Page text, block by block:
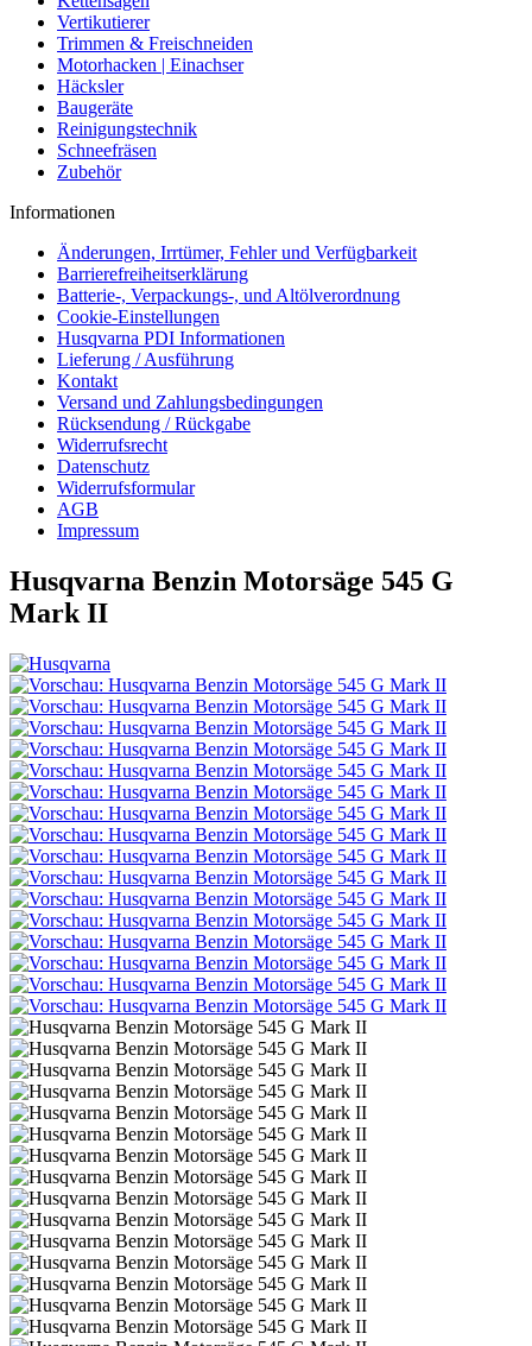
Vertikutierer
Trimmen & Freischneiden
Motorhacken | Einachser
Häcksler
Baugeräte
Reinigungstechnik
Schneefräsen
Zubehör
Informationen
Änderungen, Irrtümer, Fehler und Verfügbarkeit
Barrierefreiheitserklärung
Batterie-, Verpackungs-, und Altölverordnung
Cookie-Einstellungen
Husqvarna PDI Informationen
Lieferung / Ausführung
Kontakt
Versand und Zahlungsbedingungen
Rücksendung / Rückgabe
Widerrufsrecht
Datenschutz
Widerrufsformular
AGB
Impressum
Husqvarna Benzin Motorsäge 545 G
Mark II